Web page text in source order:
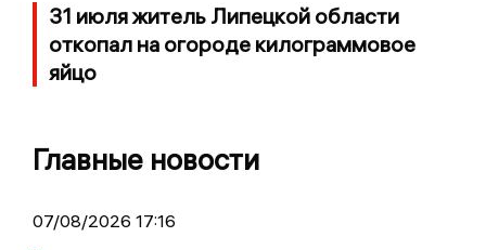
31 июля житель Липецкой области
откопал на огороде килограммовое
яйцо
Главные новости
07/08/2026 17:16